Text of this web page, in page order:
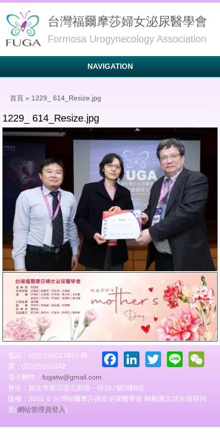
台灣福爾摩莎婦女泌尿醫學會
Formosa Urogynecology Association
NAVIGATION
首頁 » 1229_ 614_Resize.jpg
1229_ 614_Resize.jpg
Facebook
LinkedIn
Twitter
Line
電話：(02) 29101782 | 傳
真：(02)29161642
電子郵件： fugatw@gmail.com
會址：新北市新店區北新路一段157號2樓B室
版權：2026 © 台灣福爾摩莎婦女泌尿醫學會 轉載圖文請先徵得同
意(網站管理員登入)